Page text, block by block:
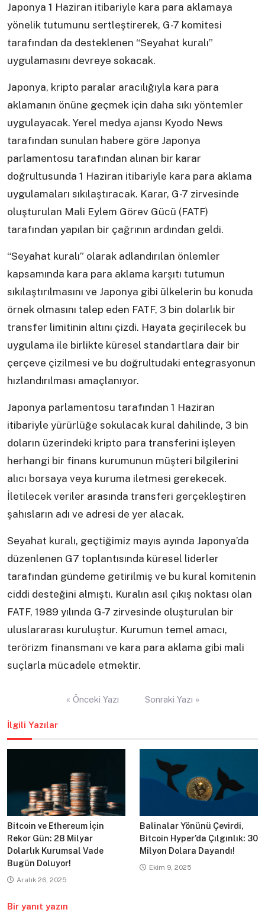
Japonya 1 Haziran itibariyle kara para aklamaya
yönelik tutumunu sertleştirerek, G-7 komitesi
tarafından da desteklenen “Seyahat kuralı”
uygulamasını devreye sokacak.
Japonya, kripto paralar aracılığıyla kara para
aklamanın önüne geçmek için daha sıkı yöntemler
uygulayacak. Yerel medya ajansı Kyodo News
tarafından sunulan habere göre Japonya
parlamentosu tarafından alınan bir karar
doğrultusunda 1 Haziran itibariyle kara para aklama
uygulamaları sıkılaştıracak. Karar, G-7 zirvesinde
oluşturulan Mali Eylem Görev Gücü (FATF)
tarafından yapılan bir çağrının ardından geldi.
“Seyahat kuralı” olarak adlandırılan önlemler
kapsamında kara para aklama karşıtı tutumun
sıkılaştırılmasını ve Japonya gibi ülkelerin bu konuda
örnek olmasını talep eden FATF, 3 bin dolarlık bir
transfer limitinin altını çizdi. Hayata geçirilecek bu
uygulama ile birlikte küresel standartlara dair bir
çerçeve çizilmesi ve bu doğrultudaki entegrasyonun
hızlandırılması amaçlanıyor.
Japonya parlamentosu tarafından 1 Haziran
itibariyle yürürlüğe sokulacak kural dahilinde, 3 bin
doların üzerindeki kripto para transferini işleyen
herhangi bir finans kurumunun müşteri bilgilerini
alıcı borsaya veya kuruma iletmesi gerekecek.
İletilecek veriler arasında transferi gerçekleştiren
şahısların adı ve adresi de yer alacak.
Seyahat kuralı, geçtiğimiz mayıs ayında Japonya’da
düzenlenen G7 toplantısında küresel liderler
tarafından gündeme getirilmiş ve bu kural komitenin
ciddi desteğini almıştı. Kuralın asıl çıkış noktası olan
FATF, 1989 yılında G-7 zirvesinde oluşturulan bir
uluslararası kuruluştur. Kurumun temel amacı,
terörizm finansmanı ve kara para aklama gibi mali
suçlarla mücadele etmektir.
« Önceki Yazı Sonraki Yazı »
İlgili Yazılar
Bitcoin ve Ethereum İçin
Rekor Gün: 28 Milyar
Dolarlık Kurumsal Vade
Bugün Doluyor!
Aralık 26, 2025
Balinalar Yönünü Çevirdi,
Bitcoin Hyper’da Çılgınlık: 30
Milyon Dolara Dayandı!
Ekim 9, 2025
Bir yanıt yazın